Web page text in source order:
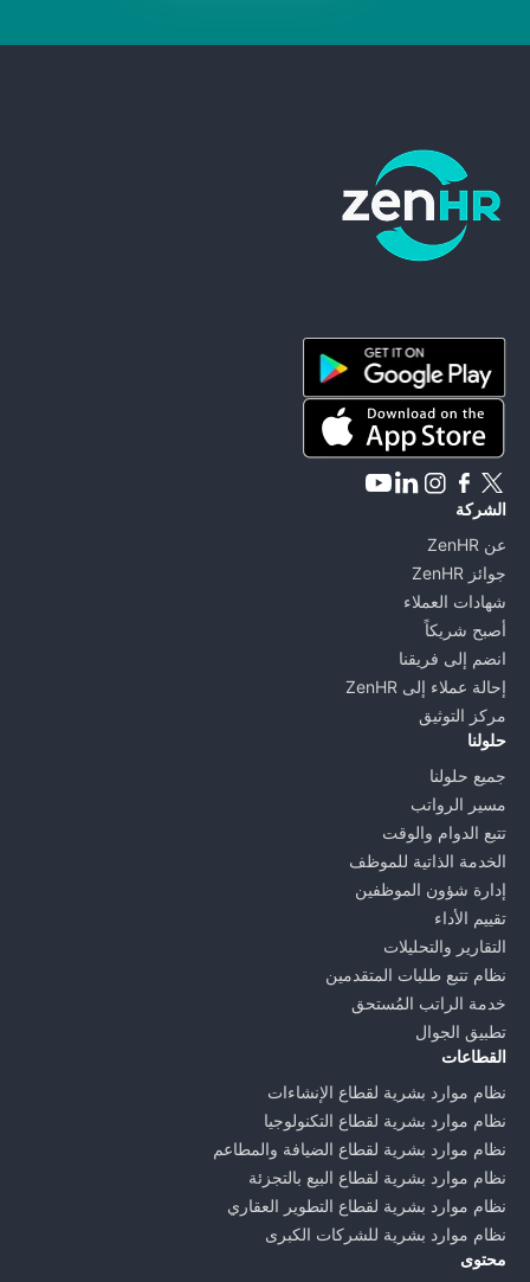
الشركة
عن ZenHR
جوائز ZenHR
شهادات العملاء
أصبح شريكاً
انضم إلى فريقنا
إحالة عملاء إلى ZenHR
مركز التوثيق
حلولنا
جميع حلولنا
مسير الرواتب
تتبع الدوام والوقت
الخدمة الذاتية للموظف
إدارة شؤون الموظفين
تقييم الأداء
التقارير والتحليلات
نظام تتبع طلبات المتقدمين
خدمة الراتب المُستحق
تطبيق الجوال
القطاعات
نظام موارد بشرية لقطاع الإنشاءات
نظام موارد بشرية لقطاع التكنولوجيا
نظام موارد بشرية لقطاع الضيافة والمطاعم
نظام موارد بشرية لقطاع البيع بالتجزئة
نظام موارد بشرية لقطاع التطوير العقاري
نظام موارد بشرية للشركات الكبرى
محتوى